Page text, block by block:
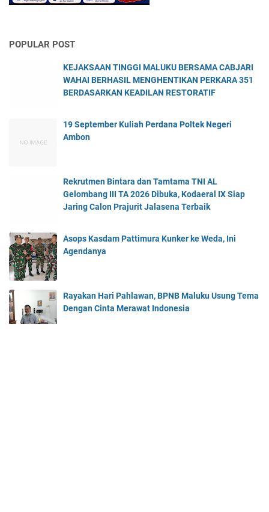
POPULAR POST
KEJAKSAAN TINGGI MALUKU BERSAMA CABJARI
WAHAI BERHASIL MENGHENTIKAN PERKARA 351
BERDASARKAN KEADILAN RESTORATIF
19 September Kuliah Perdana Poltek Negeri
Ambon
Rekrutmen Bintara dan Tamtama TNI AL
Gelombang III TA 2026 Dibuka, Kodaeral IX Siap
Jaring Calon Prajurit Jalasena Terbaik
Asops Kasdam Pattimura Kunker ke Weda, Ini
Agendanya
Rayakan Hari Pahlawan, BPNB Maluku Usung Tema
Dengan Cinta Merawat Indonesia